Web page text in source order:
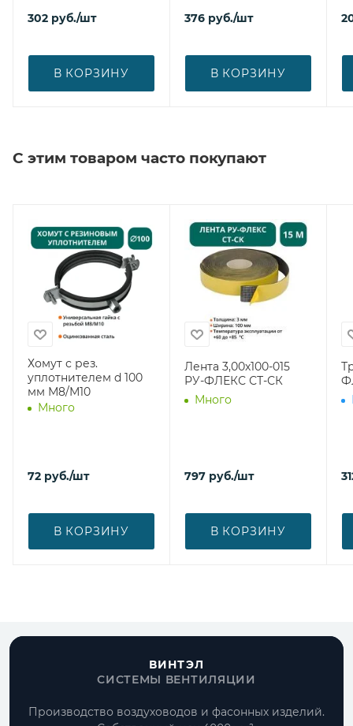
302 руб./шт
В КОРЗИНУ
376 руб./шт
В КОРЗИНУ
С этим товаром часто покупают
Хомут с рез.
уплотнителем d 100
мм М8/М10
Много
72 руб./шт
В КОРЗИНУ
Лента 3,00х100-015
РУ-ФЛЕКС СТ-СК
Много
797 руб./шт
В КОРЗИНУ
ВИНТЭЛ
СИСТЕМЫ ВЕНТИЛЯЦИИ
Производство воздуховодов и фасонных изделий.